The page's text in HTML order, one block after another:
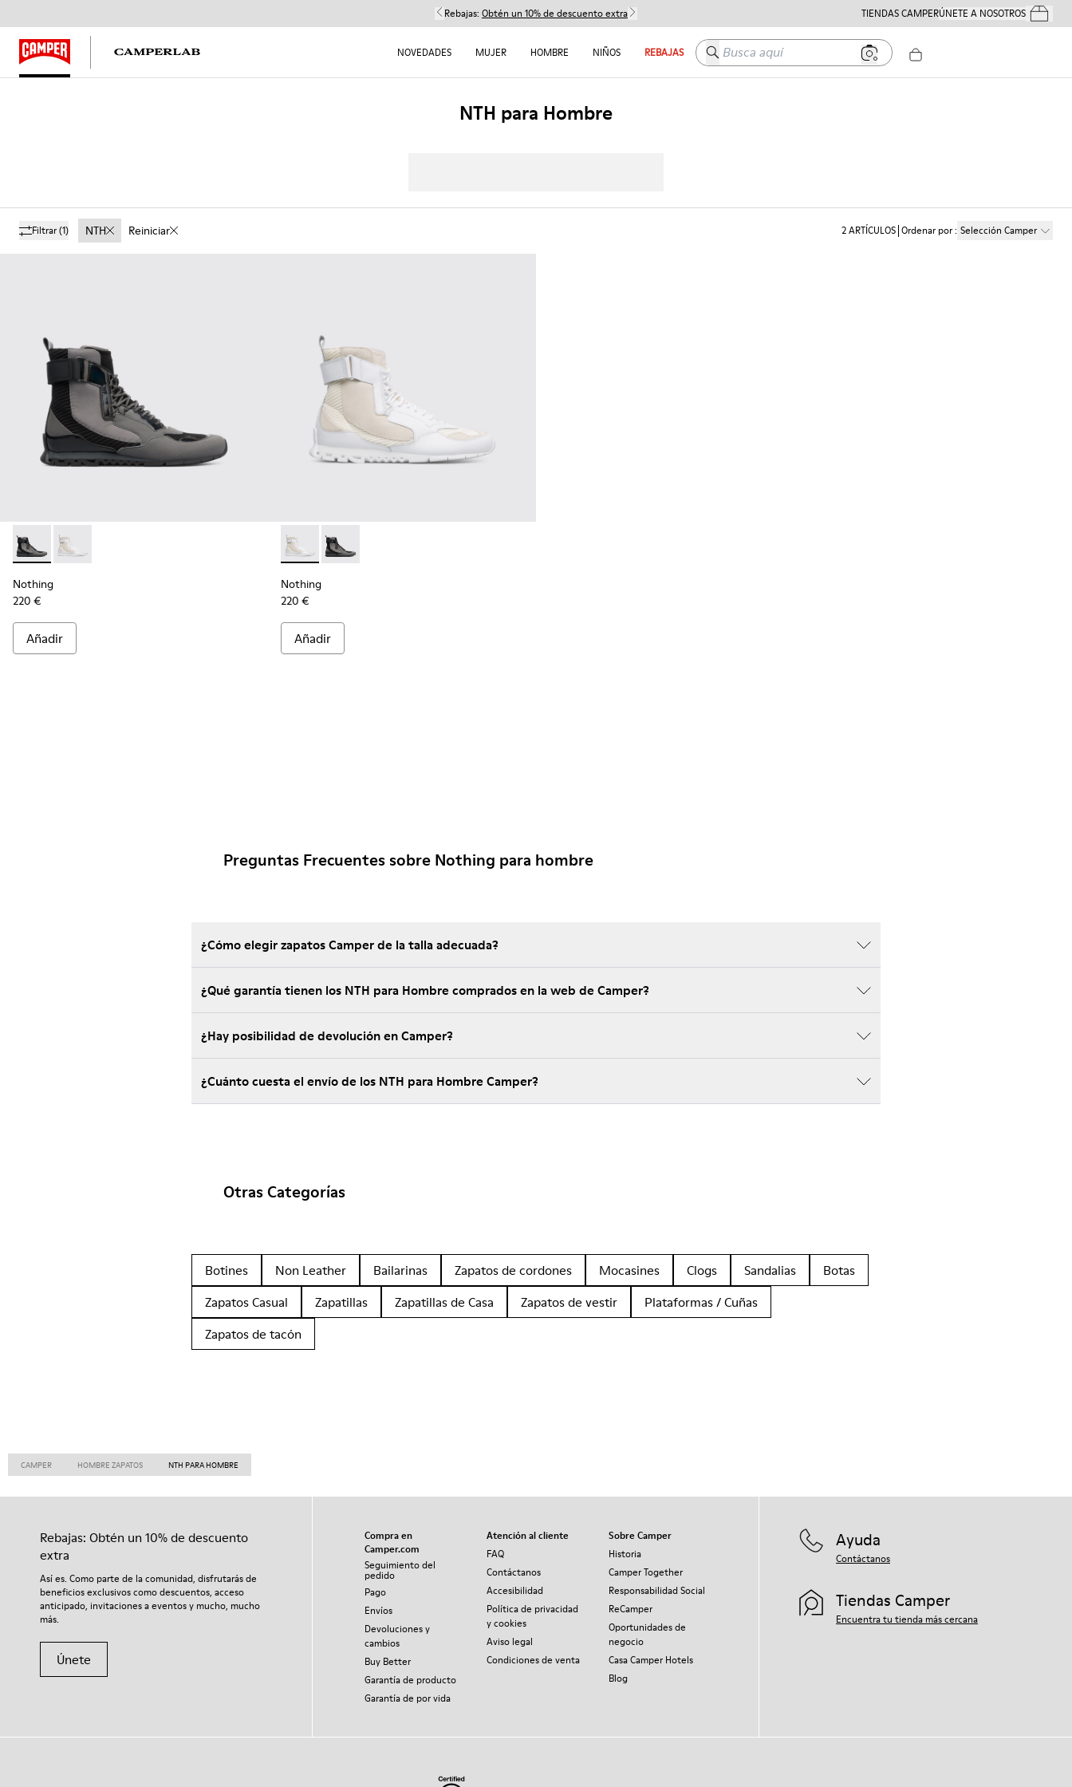
Rebajas: Obtén un 10% de descuento extra TIENDAS CAMPERÚNETE A NOSOTROSTus
NOVEDADES MUJER HOMBRE NIÑOS REBAJAS Busca aquí
NTH para Hombre
Filtrar(1) NTH Reiniciar 2ARTÍCULOS Ordenar por: Selección Camper
Nothing - K300264-001 - Multicolor
Nothing - K300264-004 - Multicolor
Nothing
220 €
Añadir
Nothing - K300264-004 - Multicolor
Nothing - K300264-001 - Multicolor
Nothing
220 €
Añadir
Preguntas Frecuentes sobre Nothing para hombre
¿Cómo elegir zapatos Camper de la talla adecuada?
¿Qué garantía tienen los NTH para Hombre comprados en la web de Camper?
¿Hay posibilidad de devolución en Camper?
¿Cuánto cuesta el envío de los NTH para Hombre Camper?
Otras Categorías
Botines Non Leather Bailarinas Zapatos de cordones Mocasines Clogs Sandalias
Botas
Zapatos Casual
Zapatillas Zapatillas de Casa Zapatos de vestir
Plataformas / Cuñas
Zapatos de tacón
CAMPER HOMBRE ZAPATOS NTH PARA HOMBRE
Rebajas: Obtén un 10% de descuento
extra
Así es. Como parte de la comunidad, disfrutarás de
beneficios exclusivos como descuentos, acceso
anticipado, invitaciones a eventos y mucho, mucho
más.
Únete
Compra en
Camper.com
Seguimiento del
pedido
Pago
Envíos
Devoluciones y
cambios
Buy Better
Garantía de producto
Garantía de por vida
Atención al cliente
FAQ
Contáctanos
Accesibilidad
Política de privacidad
y cookies
Aviso legal
Condiciones de venta
Sobre Camper
Historia
Camper Together
Responsabilidad Social
ReCamper
Oportunidades de
negocio
Casa Camper Hotels
Blog
Ayuda
Contáctanos
Tiendas Camper
Encuentra tu tienda más cercana